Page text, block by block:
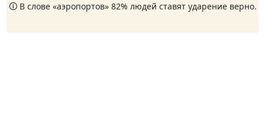
🛈 В слове «аэропортов» 82% людей ставят ударение верно.